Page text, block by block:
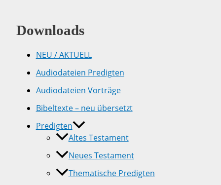
Downloads
NEU / AKTUELL
Audiodateien Predigten
Audiodateien Vorträge
Bibeltexte – neu übersetzt
Predigten
Altes Testament
Neues Testament
Thematische Predigten